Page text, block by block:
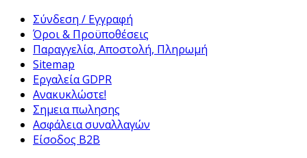
Σύνδεση / Εγγραφή
Όροι & Προϋποθέσεις
Παραγγελία, Αποστολή, Πληρωμή
Sitemap
Εργαλεία GDPR
Ανακυκλώστε!
Σημεια πωλησης
Ασφάλεια συναλλαγών
Είσοδος B2B